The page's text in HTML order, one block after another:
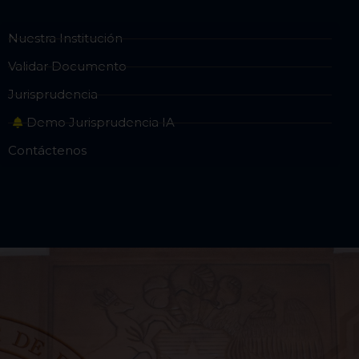
Nuestra Institución
Validar Documento
Jurisprudencia
Demo Jurisprudencia IA
Contáctenos